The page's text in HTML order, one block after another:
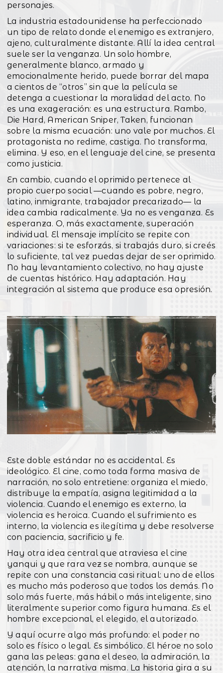
personajes.
La industria estadounidense ha perfeccionado
un tipo de relato donde el enemigo es extranjero,
ajeno, culturalmente distante. Allí la idea central
suele ser la venganza. Un solo hombre,
generalmente blanco, armado y
emocionalmente herido, puede borrar del mapa
a cientos de “otros” sin que la película se
detenga a cuestionar la moralidad del acto. No
es una exageración: es una estructura. Rambo,
Die Hard, American Sniper, Taken, funcionan
sobre la misma ecuación: uno vale por muchos. El
protagonista no redime, castiga. No transforma,
elimina. Y eso, en el lenguaje del cine, se presenta
como justicia.
En cambio, cuando el oprimido pertenece al
propio cuerpo social —cuando es pobre, negro,
latino, inmigrante, trabajador precarizado— la
idea cambia radicalmente. Ya no es venganza. Es
esperanza. O, más exactamente, superación
individual. El mensaje implícito se repite con
variaciones: si te esforzás, si trabajás duro, si creés
lo suficiente, tal vez puedas dejar de ser oprimido.
No hay levantamiento colectivo, no hay ajuste
de cuentas histórico. Hay adaptación. Hay
integración al sistema que produce esa opresión.
Este doble estándar no es accidental. Es
ideológico. El cine, como toda forma masiva de
narración, no solo entretiene: organiza el miedo,
distribuye la empatía, asigna legitimidad a la
violencia. Cuando el enemigo es externo, la
violencia es heroica. Cuando el sufrimiento es
interno, la violencia es ilegítima y debe resolverse
con paciencia, sacrificio y fe.
Hay otra idea central que atraviesa el cine
yanqui y que rara vez se nombra, aunque se
repite con una constancia casi ritual: uno de ellos
es mucho más poderoso que todos los demás. No
solo más fuerte, más hábil o más inteligente, sino
literalmente superior como figura humana. Es el
hombre excepcional, el elegido, el autorizado.
Y aquí ocurre algo más profundo: el poder no
solo es físico o legal. Es simbólico. El héroe no solo
gana las peleas: gana el deseo, la admiración, la
atención, la narrativa misma. La historia gira a su